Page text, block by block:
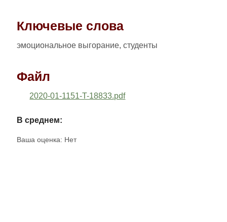
Ключевые слова
эмоциональное выгорание, студенты
Файл
2020-01-1151-T-18833.pdf
В среднем:
Ваша оценка: Нет